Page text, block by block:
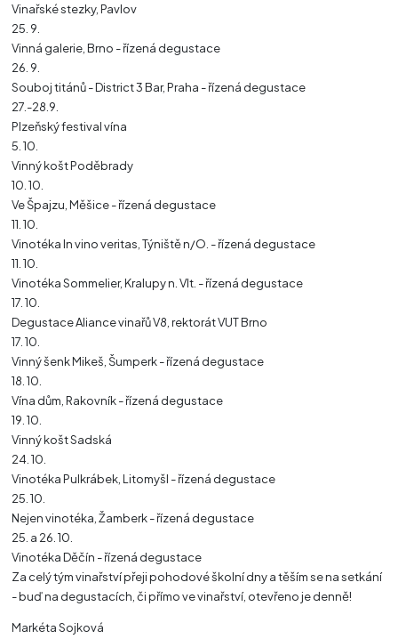
Vinařské stezky, Pavlov
25. 9.
Vinná galerie, Brno - řízená degustace
26. 9.
Souboj titánů - District 3 Bar, Praha - řízená degustace
27.-28.9.
Plzeňský festival vína
5. 10.
Vinný košt Poděbrady
10. 10.
Ve Špajzu, Měšice - řízená degustace
11. 10.
Vinotéka In vino veritas, Týniště n/O. - řízená degustace
11. 10.
Vinotéka Sommelier, Kralupy n. Vlt. - řízená degustace
17. 10.
Degustace Aliance vinařů V8, rektorát VUT Brno
17. 10.
Vinný šenk Mikeš, Šumperk - řízená degustace
18. 10.
Vína dům, Rakovník - řízená degustace
19. 10.
Vinný košt Sadská
24. 10.
Vinotéka Pulkrábek, Litomyšl - řízená degustace
25. 10.
Nejen vinotéka, Žamberk - řízená degustace
25. a 26. 10.
Vinotéka Děčín - řízená degustace
Za celý tým vinařství přeji pohodové školní dny a těším se na setkání
- buď na degustacích, či přímo ve vinařství, otevřeno je denně!
Markéta Sojková